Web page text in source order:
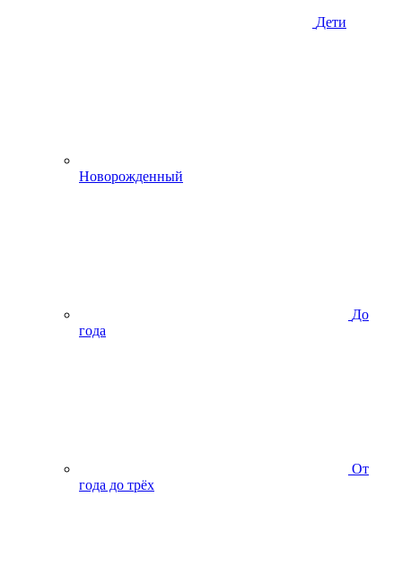
Дети
Новорожденный
До
года
От
года до трёх